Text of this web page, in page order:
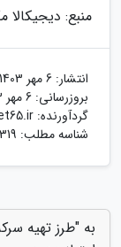
منبع:
انتشار: 6 مهر 1403
بروزرسانی: 6 مهر 1403
گردآورنده:
شناسه مطلب: 2319
به "طرز تهیه